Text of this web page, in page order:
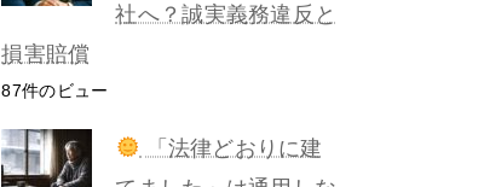
社へ？誠実義務違反と
損害賠償
87件のビュー
「法律どおりに建